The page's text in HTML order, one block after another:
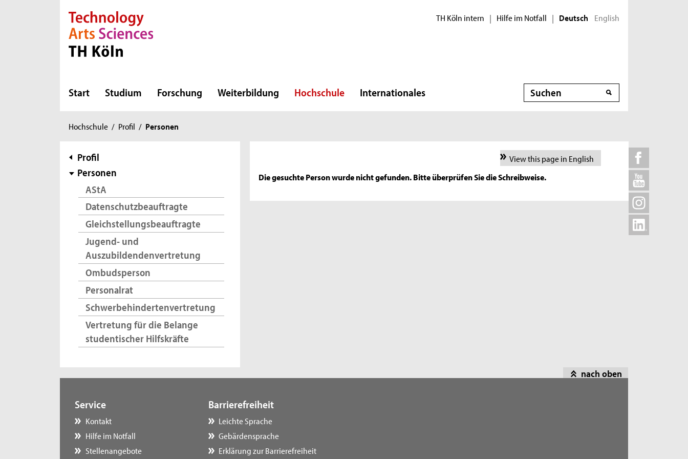
Direkt zur Hauptnavigation
Direkt zur Subnavigation
Direkt zum Inhalt
Direkt zum Fußbereich TH Köln intern | Hilfe im Notfall | Deutsch English
Start Studium Forschung Weiterbildung Hochschule Internationales Suche
Sie
hier:
Hochschule / Profil / Personen
Subnavigation
Profil
Personen
AStA
Datenschutzbeauftragte
Gleichstellungsbeauftragte
Jugend- und
Auszubildendenvertretung
Ombudsperson
Personalrat
Schwerbehindertenvertretung
Vertretung für die Belange
studentischer Hilfskräfte
View this page in English
Die gesuchte Person wurde nicht gefunden. Bitte überprüfen Sie die Schreibweise.
nach oben
Service
Kontakt
Hilfe im Notfall
Stellenangebote
Barrierefreiheit
Leichte Sprache
Gebärdensprache
Erklärung zur Barrierefreiheit